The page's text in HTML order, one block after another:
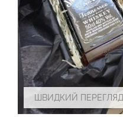
ШВИДКИЙ ПЕРЕГЛЯД